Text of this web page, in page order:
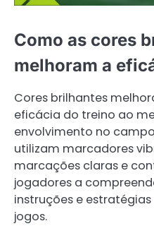
Como as cores
melhoram a
Cores brilhantes
eficácia do treino ao
envolvimento no
utilizam marcadores
marcações claras e
jogadores a
instruções e
jogos.